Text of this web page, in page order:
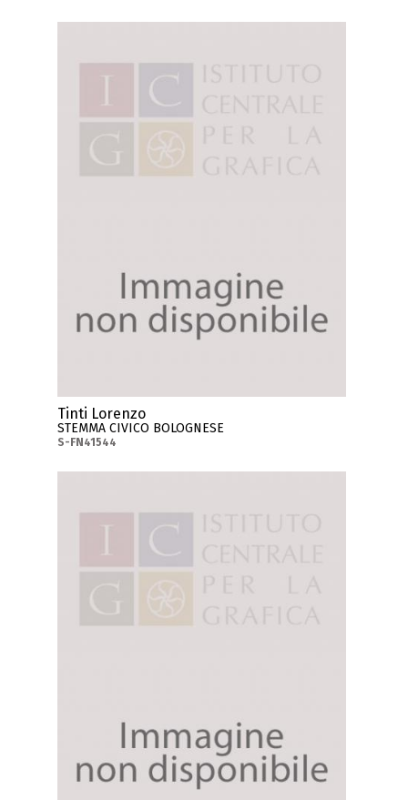
Tinti Lorenzo
STEMMA CIVICO BOLOGNESE
S-FN41544